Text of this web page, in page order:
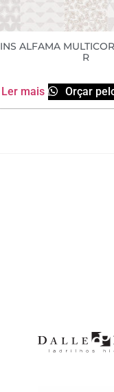
INS ALFAMA
R
Ler mais Orçar